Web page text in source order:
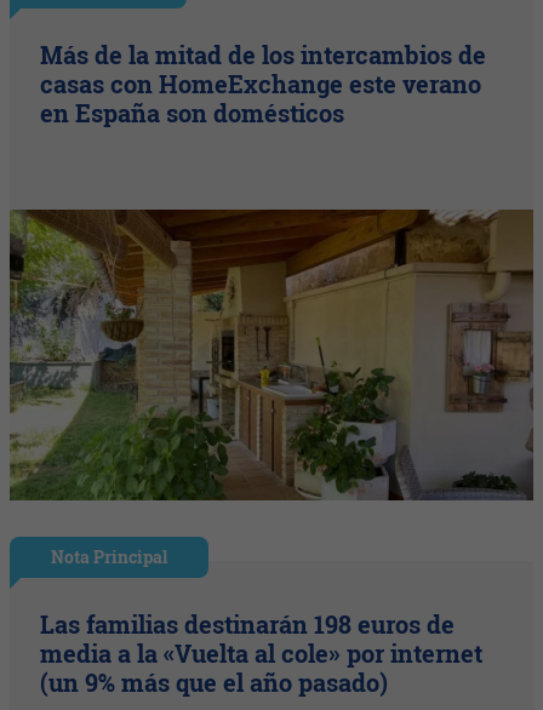
Más de la mitad de los intercambios de
casas con HomeExchange este verano
en España son domésticos
Nota Principal
Las familias destinarán 198 euros de
media a la «Vuelta al cole» por internet
(un 9% más que el año pasado)